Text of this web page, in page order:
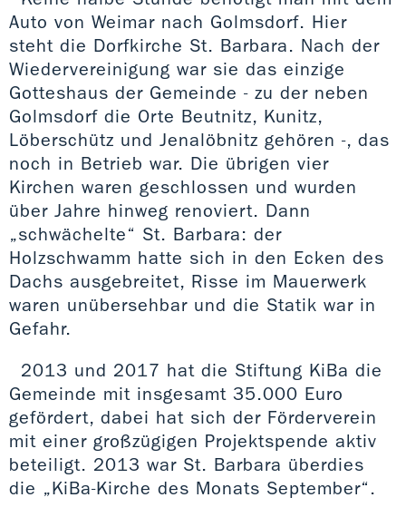
Auto von Weimar nach Golmsdorf. Hier
steht die Dorfkirche St. Barbara. Nach der
Wiedervereinigung war sie das einzige
Gotteshaus der Gemeinde - zu der neben
Golmsdorf die Orte Beutnitz, Kunitz,
Löberschütz und Jenalöbnitz gehören -, das
noch in Betrieb war. Die übrigen vier
Kirchen waren geschlossen und wurden
über Jahre hinweg renoviert. Dann
„schwächelte“ St. Barbara: der
Holzschwamm hatte sich in den Ecken des
Dachs ausgebreitet, Risse im Mauerwerk
waren unübersehbar und die Statik war in
Gefahr.
2013 und 2017 hat die Stiftung KiBa die
Gemeinde mit insgesamt 35.000 Euro
gefördert, dabei hat sich der Förderverein
mit einer großzügigen Projektspende aktiv
beteiligt. 2013 war St. Barbara überdies
die „KiBa-Kirche des Monats September“.